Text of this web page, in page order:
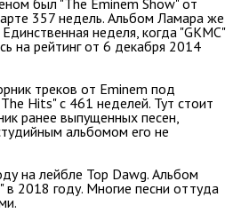
был "The Eminem Show" от
357 недель. Альбом Ламара же
неделя, когда "GKMC"
на рейтинг от 6 декабря 2014
треков от Eminem под
Hits" с 461 неделей. Тут стоит
ранее выпущенных песен,
альбомом его не
на лейбле Top Dawg. Альбом
в 2018 году. Многие песни оттуда